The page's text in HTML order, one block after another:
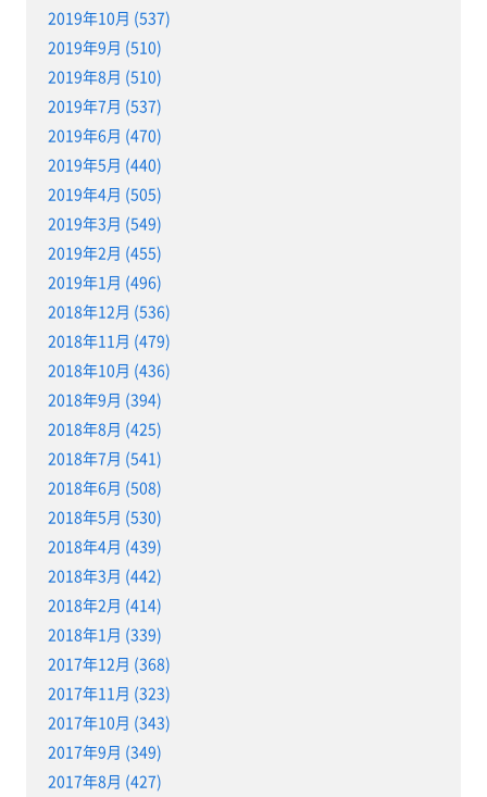
2019年10月 (537)
2019年9月 (510)
2019年8月 (510)
2019年7月 (537)
2019年6月 (470)
2019年5月 (440)
2019年4月 (505)
2019年3月 (549)
2019年2月 (455)
2019年1月 (496)
2018年12月 (536)
2018年11月 (479)
2018年10月 (436)
2018年9月 (394)
2018年8月 (425)
2018年7月 (541)
2018年6月 (508)
2018年5月 (530)
2018年4月 (439)
2018年3月 (442)
2018年2月 (414)
2018年1月 (339)
2017年12月 (368)
2017年11月 (323)
2017年10月 (343)
2017年9月 (349)
2017年8月 (427)